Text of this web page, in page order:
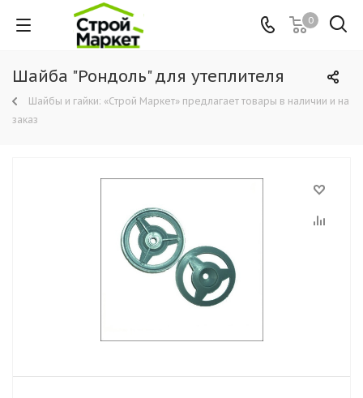
0
Шайба "Рондоль" для утеплителя
Шайбы и гайки: «Строй Маркет» предлагает товары в наличии и на
заказ